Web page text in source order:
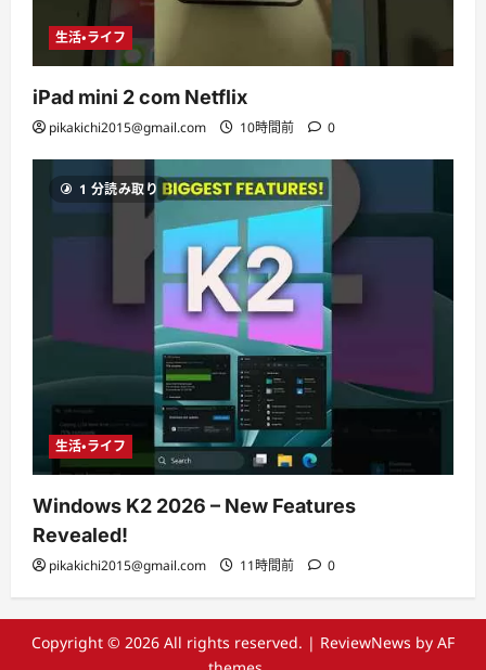
生活・ライフ
iPad mini 2 com Netflix
pikakichi2015@gmail.com 10時間前 0
1 分読み取り
生活・ライフ
Windows K2 2026 – New Features
Revealed!
pikakichi2015@gmail.com 11時間前 0
Copyright © 2026 All rights reserved. | ReviewNews by AF